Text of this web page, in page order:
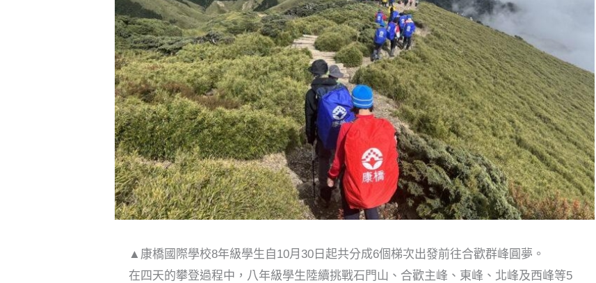
▲ 康橋國際學校8年級學生自10月30日起共分成6個梯次出發前往合歡群峰圓夢。
在四天的攀登過程中，八年級學生陸續挑戰石門山、合歡主峰、東峰、北峰及西峰等5